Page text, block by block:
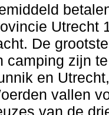
Utrecht
De
camping zijn
en
vallen
van de